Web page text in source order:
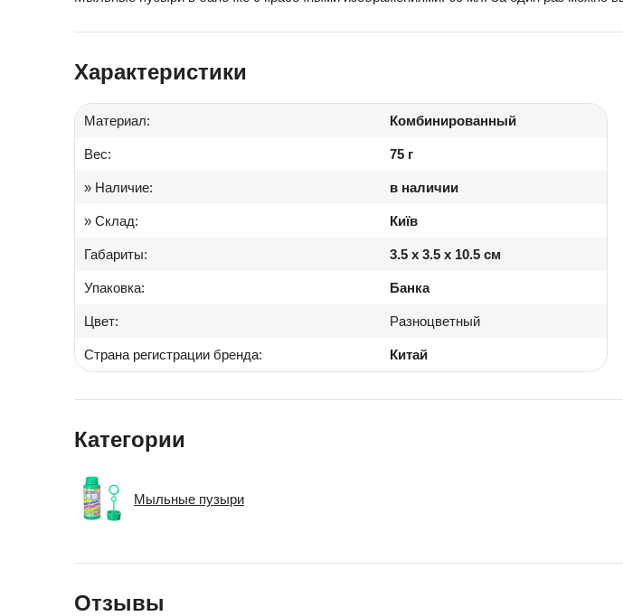
Іграшки в дитячий садок
Подарки для детей
Характеристики
Материал: Комбинированный
Вес: 75 г
» Наличие: в наличии
» Склад: Київ
Габариты: 3.5 x 3.5 x 10.5 см
Упаковка: Банка
Цвет: Разноцветный
Страна регистрации бренда: Китай
Категории
Мыльные пузыри
Отзывы